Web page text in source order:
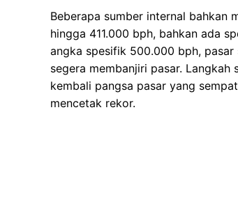
Beberapa sumber internal bahkan
hingga 411.000 bph, bahkan ada
angka spesifik 500.000 bph,
segera membanjiri pasar.
kembali pangsa pasar yang
mencetak rekor.